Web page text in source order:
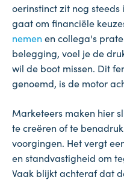
oerinstinct zit nog steeds
gaat om financiële
nemen en collega's
belegging, voel je de
wil de boot missen. Dit
genoemd, is de motor
Marketeers maken hier
te creëren of te
voorgingen. Het vergt
en standvastigheid om
Vaak blijkt achteraf dat